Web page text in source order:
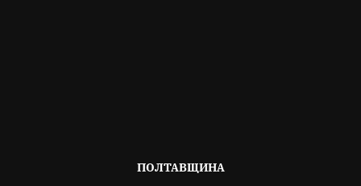
ОПУБЛІКОВАНО
ПОЛТАВЩИНА